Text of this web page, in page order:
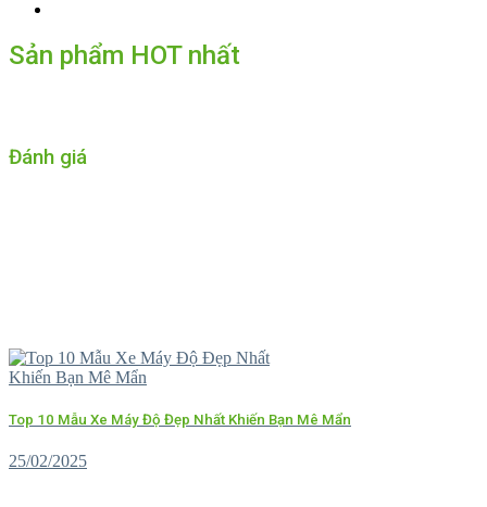
Sản phẩm HOT nhất
Đánh giá
Top 10 Mẫu Xe Máy Độ Đẹp Nhất Khiến Bạn Mê Mẩn
25/02/2025